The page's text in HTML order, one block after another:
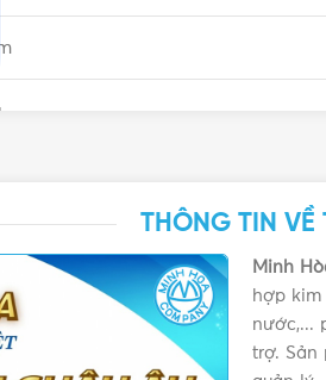
C
THÔNG TIN VỀ
Minh
hợp
nước,...
trợ. Sản